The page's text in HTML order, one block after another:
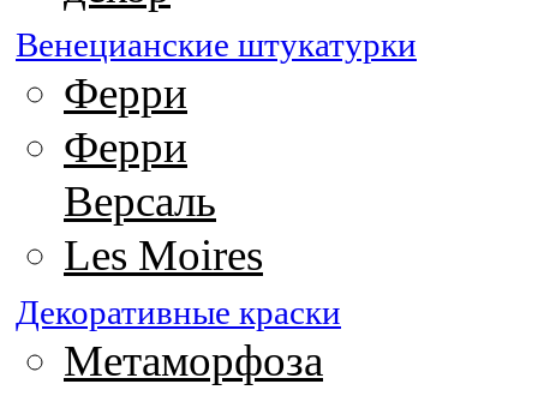
Венецианские штукатурки
Ферри
Ферри
Версаль
Les Moires
Декоративные краски
Метаморфоза